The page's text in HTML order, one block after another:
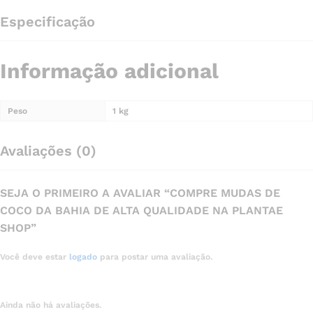
Especificação
Informação adicional
Peso 1 kg
Avaliações (0)
SEJA O PRIMEIRO A AVALIAR “COMPRE MUDAS DE
COCO DA BAHIA DE ALTA QUALIDADE NA PLANTAE
SHOP”
Você deve estar logado para postar uma avaliação.
Ainda não há avaliações.